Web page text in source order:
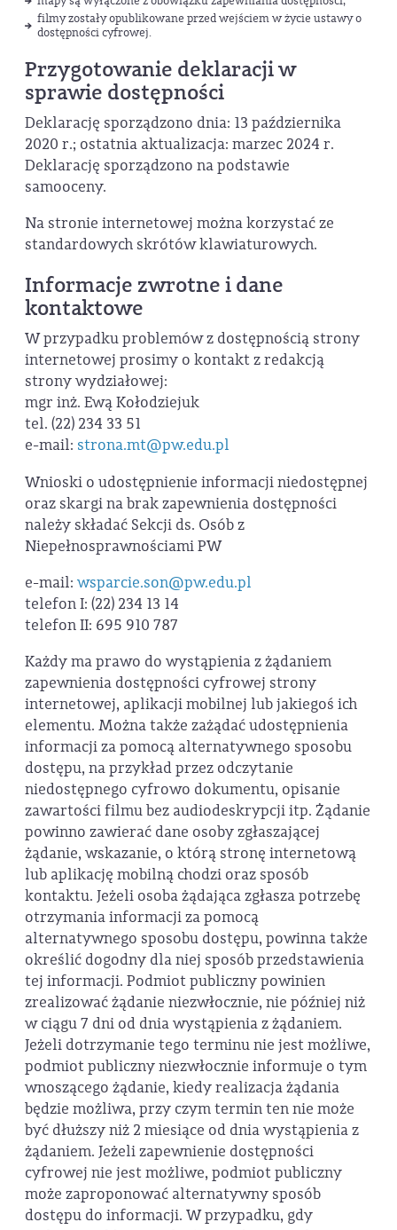
filmy zostały opublikowane przed wejściem w życie ustawy o
dostępności cyfrowej.
Przygotowanie deklaracji w
sprawie dostępności
Deklarację sporządzono dnia: 13 października
2020 r.; ostatnia aktualizacja: marzec 2024 r.
Deklarację sporządzono na podstawie
samooceny.
Na stronie internetowej można korzystać ze
standardowych skrótów klawiaturowych.
Informacje zwrotne i dane
kontaktowe
W przypadku problemów z dostępnością strony
internetowej prosimy o kontakt z redakcją
strony wydziałowej:
mgr inż. Ewą Kołodziejuk
tel. (22) 234 33 51
e-mail: strona.mt@pw.edu.pl
Wnioski o udostępnienie informacji niedostępnej
oraz skargi na brak zapewnienia dostępności
należy składać Sekcji ds. Osób z
Niepełnosprawnościami PW
e-mail: wsparcie.son@pw.edu.pl
telefon I: (22) 234 13 14
telefon II: 695 910 787
Każdy ma prawo do wystąpienia z żądaniem
zapewnienia dostępności cyfrowej strony
internetowej, aplikacji mobilnej lub jakiegoś ich
elementu. Można także zażądać udostępnienia
informacji za pomocą alternatywnego sposobu
dostępu, na przykład przez odczytanie
niedostępnego cyfrowo dokumentu, opisanie
zawartości filmu bez audiodeskrypcji itp. Żądanie
powinno zawierać dane osoby zgłaszającej
żądanie, wskazanie, o którą stronę internetową
lub aplikację mobilną chodzi oraz sposób
kontaktu. Jeżeli osoba żądająca zgłasza potrzebę
otrzymania informacji za pomocą
alternatywnego sposobu dostępu, powinna także
określić dogodny dla niej sposób przedstawienia
tej informacji. Podmiot publiczny powinien
zrealizować żądanie niezwłocznie, nie później niż
w ciągu 7 dni od dnia wystąpienia z żądaniem.
Jeżeli dotrzymanie tego terminu nie jest możliwe,
podmiot publiczny niezwłocznie informuje o tym
wnoszącego żądanie, kiedy realizacja żądania
będzie możliwa, przy czym termin ten nie może
być dłuższy niż 2 miesiące od dnia wystąpienia z
żądaniem. Jeżeli zapewnienie dostępności
cyfrowej nie jest możliwe, podmiot publiczny
może zaproponować alternatywny sposób
dostępu do informacji. W przypadku, gdy